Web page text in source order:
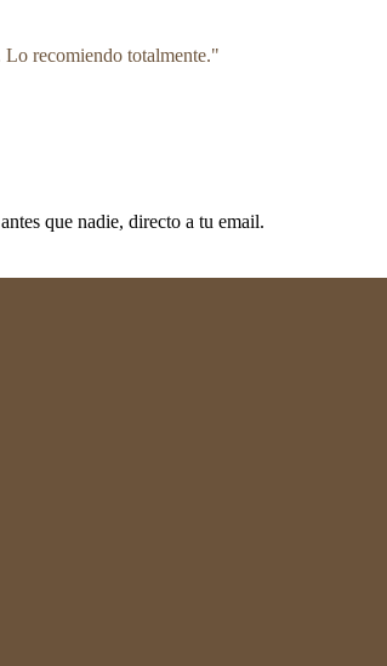
recomiendo totalmente."
que nadie, directo a tu email.